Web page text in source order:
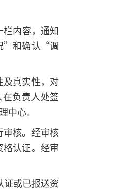
内容，通知
”和确认“调
真实性，对
负责人处签
中心。
核。经审核
认证。经审
证或已报送资